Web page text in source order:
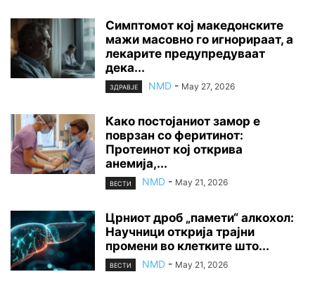
Симптомот кој македонските
мажи масовно го игнорираат, а
лекарите предупредуваат
дека...
ЗДРАВЈЕ NMD - May 27, 2026
Како постојаниот замор е
поврзан со феритинот:
Протеинот кој открива
анемија,...
ВЕСТИ NMD - May 21, 2026
Црниот дроб „памети“ алкохол:
Научници открија трајни
промени во клетките што...
ВЕСТИ NMD - May 21, 2026